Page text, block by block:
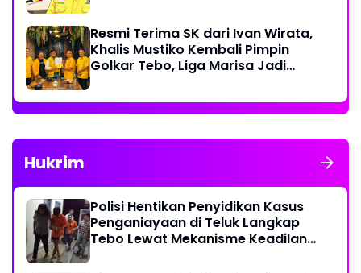
Resmi Terima SK dari Ivan Wirata,
Khalis Mustiko Kembali Pimpin
Golkar Tebo, Liga Marisa Jadi
Hukrim
Polisi Hentikan Penyidikan Kasus
Penganiayaan di Teluk Langkap
Tebo Lewat Mekanisme Keadilan